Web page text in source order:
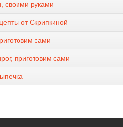
своими руками
от Скрипкиной
сами
приготовим сами